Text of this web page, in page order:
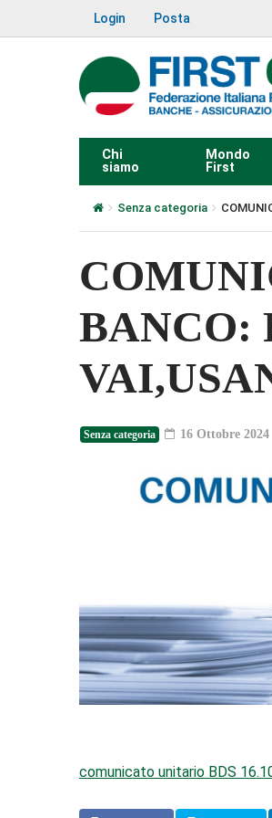
Login Posta
Chi
siamo
Mondo
First
Senza categoria
BANCO:
Senza categoria 16 Ottobre 2024
comunicato unitario BDS